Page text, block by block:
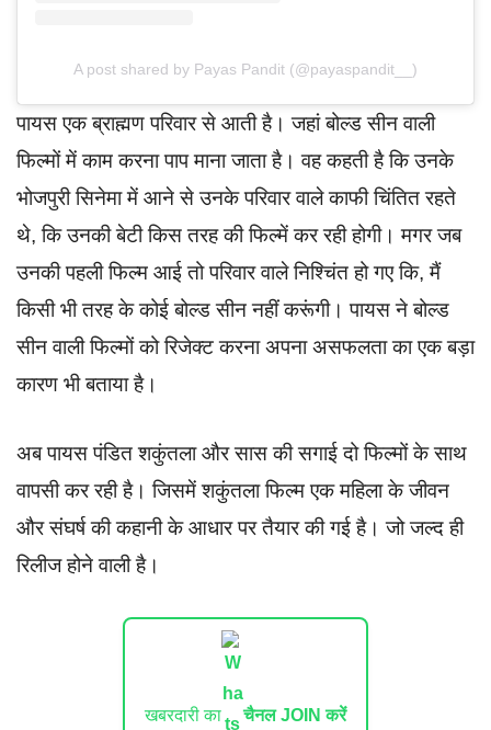
A post shared by Payas Pandit (@payaspandit__)
पायस एक ब्राह्मण परिवार से आती है। जहां बोल्ड सीन वाली
फिल्मों में काम करना पाप माना जाता है। वह कहती है कि उनके
भोजपुरी सिनेमा में आने से उनके परिवार वाले काफी चिंतित रहते
थे, कि उनकी बेटी किस तरह की फिल्में कर रही होगी। मगर जब
उनकी पहली फिल्म आई तो परिवार वाले निश्चिंत हो गए कि, मैं
किसी भी तरह के कोई बोल्ड सीन नहीं करूंगी। पायस ने बोल्ड
सीन वाली फिल्मों को रिजेक्ट करना अपना असफलता का एक बड़ा
कारण भी बताया है।
अब पायस पंडित शकुंतला और सास की सगाई दो फिल्मों के साथ
वापसी कर रही है। जिसमें शकुंतला फिल्म एक महिला के जीवन
और संघर्ष की कहानी के आधार पर तैयार की गई है। जो जल्द ही
रिलीज होने वाली है।
खबरदारी का चैनल JOIN करें